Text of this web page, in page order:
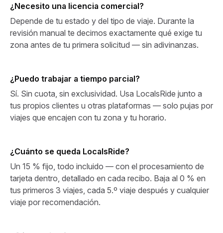
¿Necesito una licencia comercial?
Depende de tu estado y del tipo de viaje. Durante la
revisión manual te decimos exactamente qué exige tu
zona antes de tu primera solicitud — sin adivinanzas.
¿Puedo trabajar a tiempo parcial?
Sí. Sin cuota, sin exclusividad. Usa LocalsRide junto a
tus propios clientes u otras plataformas — solo pujas por
viajes que encajen con tu zona y tu horario.
¿Cuánto se queda LocalsRide?
Un 15 % fijo, todo incluido — con el procesamiento de
tarjeta dentro, detallado en cada recibo. Baja al 0 % en
tus primeros 3 viajes, cada 5.º viaje después y cualquier
viaje por recomendación.